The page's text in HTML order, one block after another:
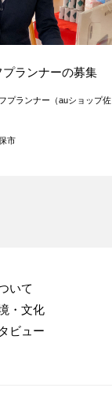
ランナーの募集
プランナー（auショップ佐
市
いて
・文化
ビュー